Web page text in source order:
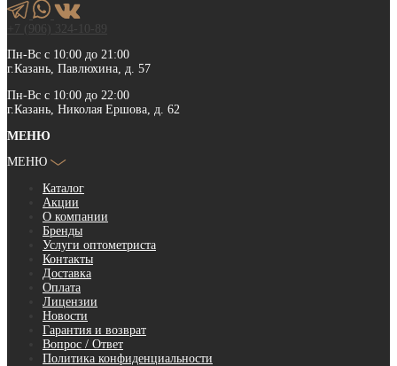
+7 (906) 324-10-89
Пн-Вс с 10:00 до 21:00
г.Казань, Павлюхина, д. 57
Пн-Вс с 10:00 до 22:00
г.Казань, Николая Ершова, д. 62
МЕНЮ
МЕНЮ
Каталог
Акции
О компании
Бренды
Услуги оптометриста
Контакты
Доставка
Оплата
Лицензии
Новости
Гарантия и возврат
Вопрос / Ответ
Политика конфиденциальности